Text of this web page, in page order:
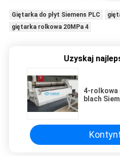
Giętarka do płyt Siemens PLC
giętarka rolkowa 20MPa 4
Uzyskaj
4-rolkowa
blach